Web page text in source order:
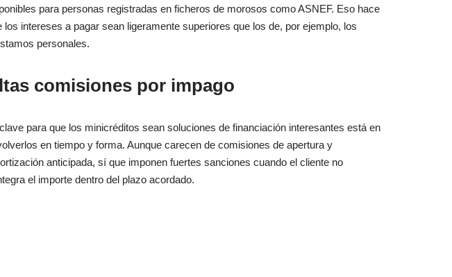
para personas registradas en ficheros de morosos como ASNEF. Eso hace
los intereses a pagar sean ligeramente superiores que los de, por ejemplo, los
personales.
comisiones por impago
para que los minicréditos sean soluciones de financiación interesantes está en
en tiempo y forma. Aunque carecen de comisiones de apertura y
anticipada, sí que imponen fuertes sanciones cuando el cliente no
el importe dentro del plazo acordado.